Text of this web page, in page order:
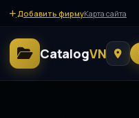
Добавить фирмуКарта сайта
CatalogVN